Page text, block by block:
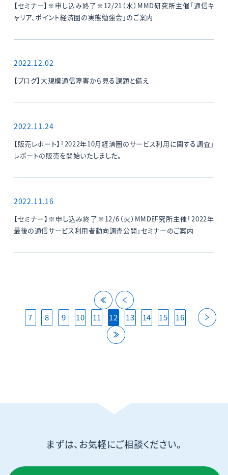
【セミナー】※申し込み終了※12/21（水）MMD研究所主催「通信キ
ャリア、ポイント経済圏の実態勉強会」のご案内
2022.12.02
【ブログ】大規模通信障害から見る課題と備え
2022.11.24
【販売レポート】「2022年10月経済圏のサービス利用に関する調査」
レポートの販売を開始いたしました。
2022.11.16
【セミナー】※申し込み終了※12/6（火）MMD研究所主催「2022年
最後の通信サービス利用者動向調査公開」セミナーのご案内
back back
7
8 9 10 11 12 13 14 15 16
last
まずは、お気軽にご相談ください。